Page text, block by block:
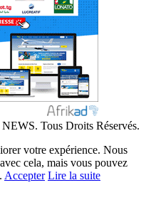
Tous Droits Réservés.
votre expérience. Nous
cela, mais vous pouvez
Accepter Lire la suite